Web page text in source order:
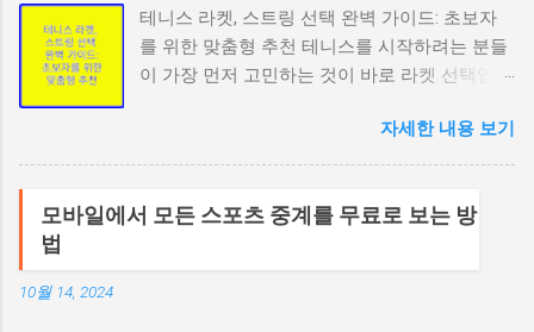
에 가입하여 실제 경기를 경험하고, 기본 기술을 연습하는 것이
중요합니다. 이 시기에 야구의 규칙과 전략을 배우는 것도 큰 도
움이 됩니다. 중학교 (13세~15세): 중학교 시기는 기술적인 발
전이 이루어지는 중요한 시기입니다. 이때는 포지션을 정하고,
그에 맞는 전문적인 훈련을 시작하는 것이 좋습니다. 또한, 체력
세): 고등학교 시기는 프로 선수를 꿈꾸는 많은 선수들이 본격
적으로 훈련을 시작하는 시기입니다. 이때는 고급 기술을 연마
하고, 대회에 참가하여 실전 경험을 쌓는 것이 중요합니다. 또한,
스카우트의 눈에 띄기 위해 성적을 유지하는 것도 필요합니다.
테니스 라켓, 스트링 선택 완벽 가이드: 초보자
를 위한 맞춤형 추천 테니스를 시작하려는 분들
이 가장 먼저 고민하는 것이 바로 라켓 선택입니
향상과 부상 방지에 매우 중요한 역할을 합니다.
이 글에서는 개인의 신체 조건과 실력에 맞는 테
습니다. 테니스 라켓 선택의 중요성 올바른 테니
을 넘어 플레이어의 성장과 안전에 직결됩니다.
자세한 내용 보기
모바일에서 모든 스포츠 중계를 무료로 보는 방
법
10월 14, 2024